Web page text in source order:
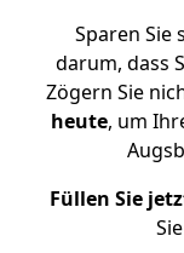
Sparen Sie
darum, dass
Zögern Sie
heute, um
Füllen Sie